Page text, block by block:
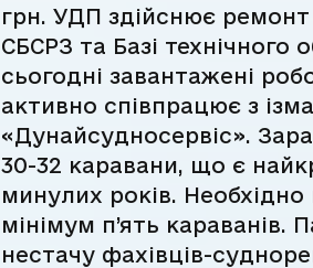
грн. УДП здійснює ремонт
СБСРЗ та Базі технічного
сьогодні завантажені
активно співпрацює з
«Дунайсудносервіс».
30-32 каравани, що є
минулих років.
мінімум п’ять караванів.
нестачу фахівців-